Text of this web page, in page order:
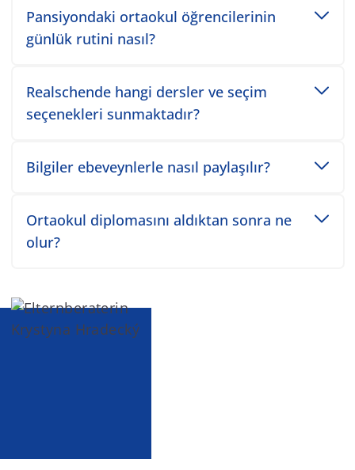
Pansiyondaki ortaokul öğrencilerinin
günlük rutini nasıl?
Toggle accordion item
Realschende hangi dersler ve seçim
seçenekleri sunmaktadır?
Toggle accordion item
Bilgiler ebeveynlerle nasıl paylaşılır?
Toggle accordion item
Ortaokul diplomasını aldıktan sonra ne
olur?
Toggle accordion item